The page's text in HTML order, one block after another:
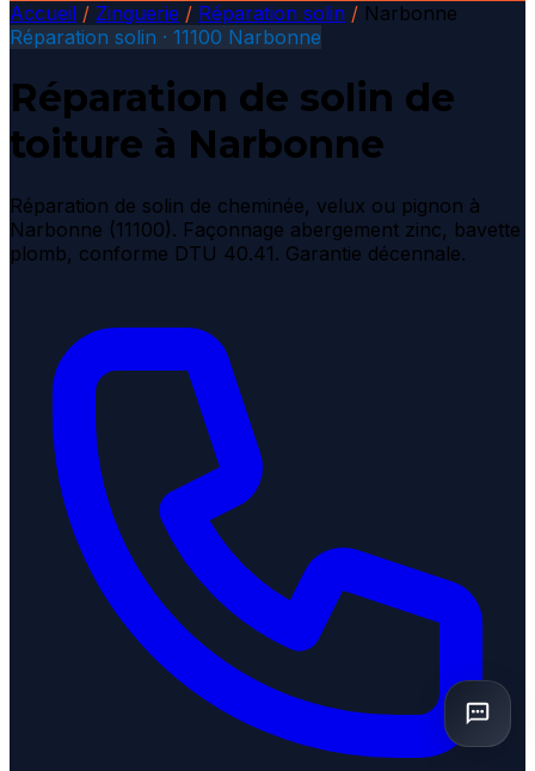
Accueil / Zinguerie / Réparation solin / Narbonne
Réparation solin · 11100 Narbonne
Réparation de solin de
toiture à Narbonne
Réparation de solin de cheminée, velux ou pignon à
Narbonne (11100). Façonnage abergement zinc, bavette
plomb, conforme DTU 40.41. Garantie décennale.